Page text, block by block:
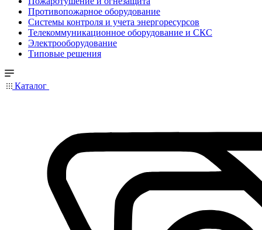
Противопожарное оборудование
Системы контроля и учета энергоресурсов
Телекоммуникационное оборудование и СКС
Электрооборудование
Типовые решения
Каталог